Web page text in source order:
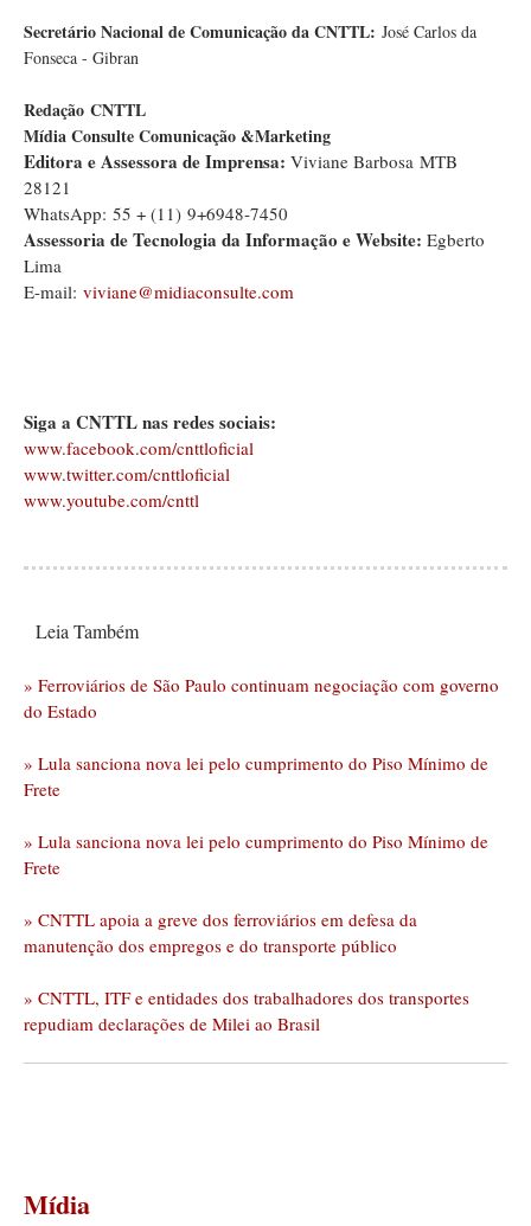
Secretário Nacional de Comunicação da CNTTL: José Carlos da
Fonseca - Gibran
Redação CNTTL
Mídia Consulte Comunicação &Marketing
Editora e Assessora de Imprensa: Viviane Barbosa MTB
28121
WhatsApp: 55 + (11) 9+6948-7450
Assessoria de Tecnologia da Informação e Website: Egberto
Lima
E-mail: viviane@midiaconsulte.com
Siga a CNTTL nas redes sociais:
www.facebook.com/cnttloficial
www.twitter.com/cnttloficial
www.youtube.com/cnttl
Leia Também
» Ferroviários de São Paulo continuam negociação com governo
do Estado
» Lula sanciona nova lei pelo cumprimento do Piso Mínimo de
Frete
» Lula sanciona nova lei pelo cumprimento do Piso Mínimo de
Frete
» CNTTL apoia a greve dos ferroviários em defesa da
manutenção dos empregos e do transporte público
» CNTTL, ITF e entidades dos trabalhadores dos transportes
repudiam declarações de Milei ao Brasil
Mídia